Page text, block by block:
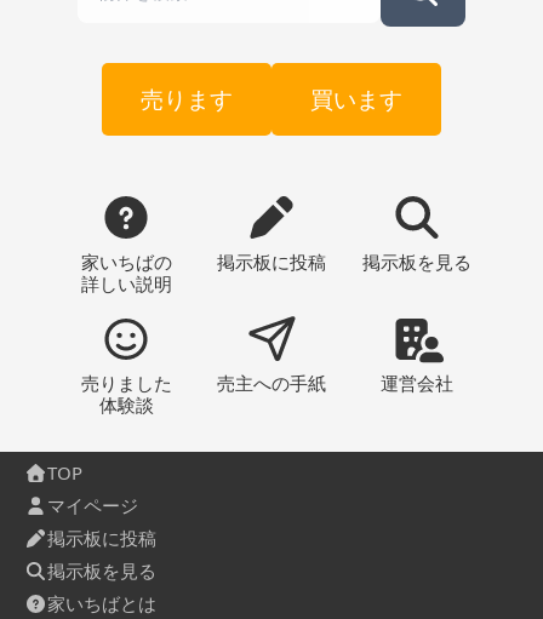
売ります 買います
家いちばの
詳しい説明
掲示板に投稿 掲示板 を見る
売りました
体験談
売主への手紙 運営会社
TOP
マイページ
掲示板に投稿
掲示板を見る
家いちばとは